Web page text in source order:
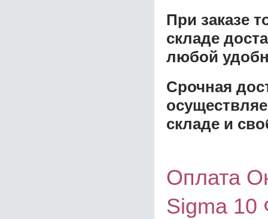
При заказе
складе
любой
Срочная
складе и
Оплата
Sigma 10